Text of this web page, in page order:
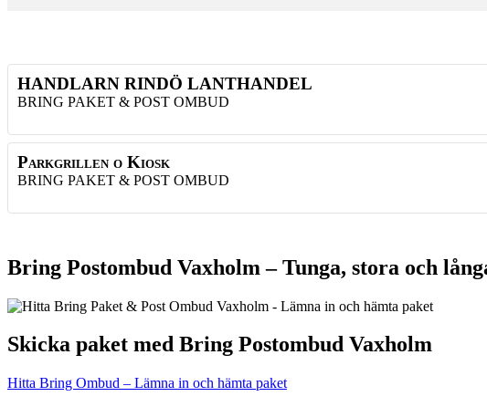
HANDLARN RINDÖ LANTHANDEL
BRING PAKET & POST OMBUD
Parkgrillen o Kiosk
BRING PAKET & POST OMBUD
Bring Postombud Vaxholm – Tunga, stora och
Skicka paket med Bring Postombud Vaxholm
Hitta Bring Ombud – Lämna in och hämta paket